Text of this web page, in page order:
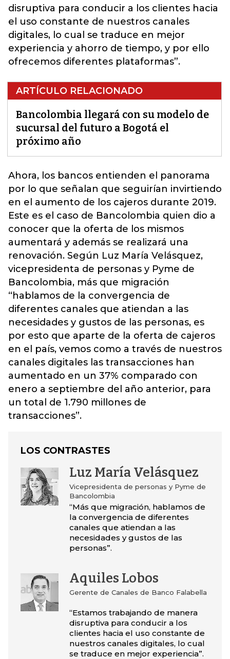
disruptiva para conducir a los clientes hacia
el uso constante de nuestros canales
digitales, lo cual se traduce en mejor
experiencia y ahorro de tiempo, y por ello
ofrecemos diferentes plataformas”.
ARTÍCULO RELACIONADO
Bancolombia llegará con su modelo de
sucursal del futuro a Bogotá el
próximo año
Ahora, los bancos entienden el panorama
por lo que señalan que seguirían invirtiendo
en el aumento de los cajeros durante 2019.
Este es el caso de Bancolombia quien dio a
conocer que la oferta de los mismos
aumentará y además se realizará una
renovación. Según Luz María Velásquez,
vicepresidenta de personas y Pyme de
Bancolombia, más que migración
“hablamos de la convergencia de
diferentes canales que atiendan a las
necesidades y gustos de las personas, es
por esto que aparte de la oferta de cajeros
en el país, vemos como a través de nuestros
canales digitales las transacciones han
aumentado en un 37% comparado con
enero a septiembre del año anterior, para
un total de 1.790 millones de
transacciones”.
LOS CONTRASTES
Luz María Velásquez
Vicepresidenta de personas y Pyme de
Bancolombia
“Más que migración, hablamos de
la convergencia de diferentes
canales que atiendan a las
necesidades y gustos de las
personas”.
Aquiles Lobos
Gerente de Canales de Banco Falabella
“Estamos trabajando de manera
disruptiva para conducir a los
clientes hacia el uso constante de
nuestros canales digitales, lo cual
se traduce en mejor experiencia”.